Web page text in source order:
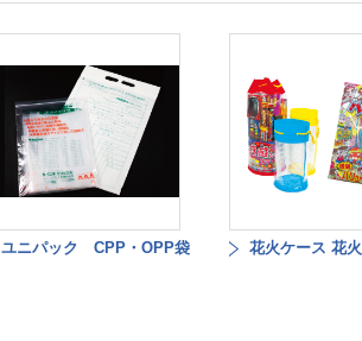
ユニパック CPP・OPP袋 花火ケース 花火